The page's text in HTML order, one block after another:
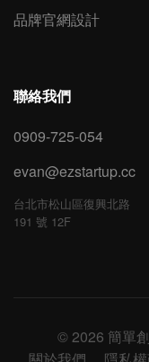
品牌官網設計
聯絡我們
0909-725-054
evan@ezstartup.cc
台北市松山區復興北路
191 號 12F
© 2026 簡單